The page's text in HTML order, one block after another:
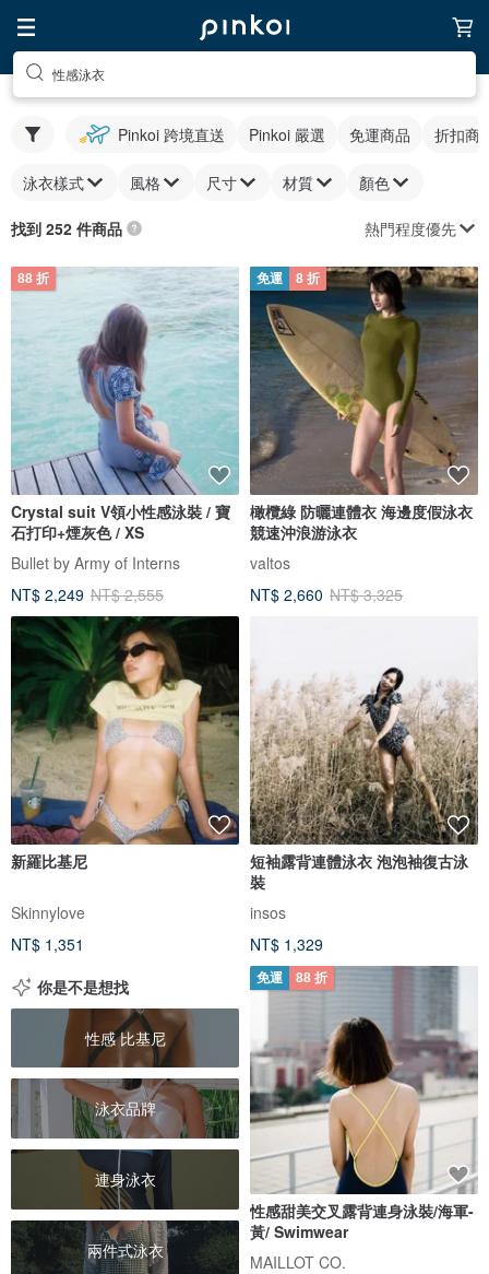
性感泳衣
Pinkoi 跨境直送 Pinkoi 嚴選 免運商品 折扣商
泳衣樣式 風格 尺寸 材質 顏色
找到 252 件商品 熱門程度優先
88 折
Crystal suit V領小性感泳裝 / 寶
石打印+煙灰色 / XS
Bullet by Army of Interns
NT$ 2,249 NT$ 2,555
免運 8 折
橄欖綠 防曬連體衣 海邊度假泳衣
競速沖浪游泳衣
valtos
NT$ 2,660 NT$ 3,325
新羅比基尼
Skinnylove
NT$ 1,351
短袖露背連體泳衣 泡泡袖復古泳
裝
insos
NT$ 1,329
你是不是想找
性感 比基尼
泳衣品牌
連身泳衣
兩件式泳衣
免運 88 折
性感甜美交叉露背連身泳裝/海軍-
黃/ Swimwear
MAILLOT CO.